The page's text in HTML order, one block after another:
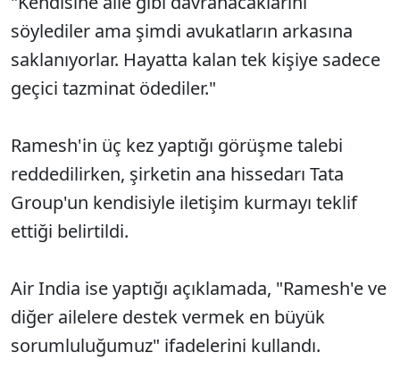
söylediler ama şimdi avukatların arkasına
saklanıyorlar. Hayatta kalan tek kişiye sadece
geçici tazminat ödediler."
Ramesh'in üç kez yaptığı görüşme talebi
reddedilirken, şirketin ana hissedarı Tata
Group'un kendisiyle iletişim kurmayı teklif
ettiği belirtildi.
Air India ise yaptığı açıklamada, "Ramesh'e ve
diğer ailelere destek vermek en büyük
sorumluluğumuz" ifadelerini kullandı.